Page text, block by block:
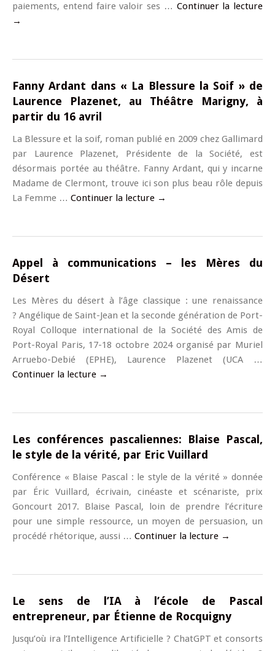
paiements, entend faire valoir ses … Continuer la lecture
→
Fanny Ardant dans « La Blessure la Soif » de
Laurence Plazenet, au Théâtre Marigny, à
partir du 16 avril
La Blessure et la soif, roman publié en 2009 chez Gallimard
par Laurence Plazenet, Présidente de la Société, est
désormais portée au théâtre. Fanny Ardant, qui y incarne
Madame de Clermont, trouve ici son plus beau rôle depuis
La Femme … Continuer la lecture →
Appel à communications – les Mères du
Désert
Les Mères du désert à l’âge classique : une renaissance
? Angélique de Saint-Jean et la seconde génération de Port-
Royal Colloque international de la Société des Amis de
Port-Royal Paris, 17-18 octobre 2024 organisé par Muriel
Arruebo-Debié (EPHE), Laurence Plazenet (UCA …
Continuer la lecture →
Les conférences pascaliennes: Blaise Pascal,
le style de la vérité, par Eric Vuillard
Conférence « Blaise Pascal : le style de la vérité » donnée
par Éric Vuillard, écrivain, cinéaste et scénariste, prix
Goncourt 2017. Blaise Pascal, loin de prendre l’écriture
pour une simple ressource, un moyen de persuasion, un
procédé rhétorique, aussi … Continuer la lecture →
Le sens de l’IA à l’école de Pascal
entrepreneur, par Étienne de Rocquigny
Jusqu’où ira l’Intelligence Artificielle ? ChatGPT et consorts